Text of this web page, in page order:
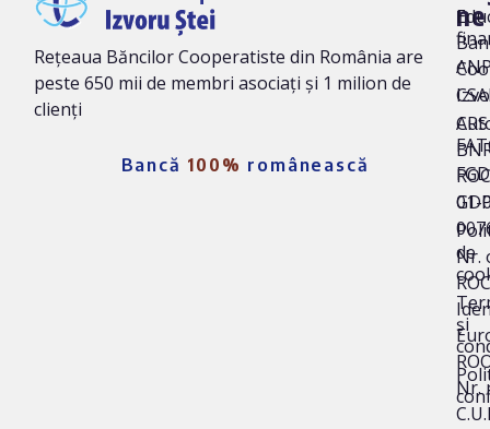
Rețeaua Băncilor Cooperatiste din România are
peste 650 mii de membri asociați și 1 milion de
clienți
Bancă 100% românească
ne
01-
Nr.
Nr.
de
și